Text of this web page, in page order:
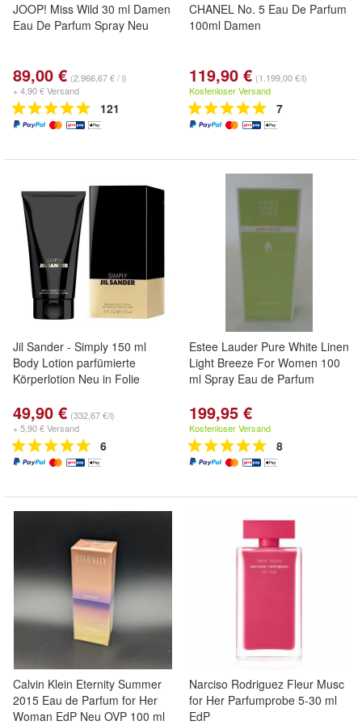
JOOP! Miss Wild 30 ml Damen
Eau De Parfum Spray Neu
89,00 € (2.966,67 € / l)
+ 4,90 € Versand
121
CHANEL No. 5 Eau De Parfum
100ml Damen
119,90 € (1.199,00 €/l)
Kostenloser Versand
7
Jil Sander - Simply 150 ml
Body Lotion parfümierte
Körperlotion Neu in Folie
49,90 € (332,67 €/l)
+ 5,90 € Versand
6
Estee Lauder Pure White Linen
Light Breeze For Women 100
ml Spray Eau de Parfum
199,95 €
Kostenloser Versand
8
Calvin Klein Eternity Summer
2015 Eau de Parfum for Her
Woman EdP Neu OVP 100 ml
Narciso Rodriguez Fleur Musc
for Her Parfumprobe 5-30 ml
EdP